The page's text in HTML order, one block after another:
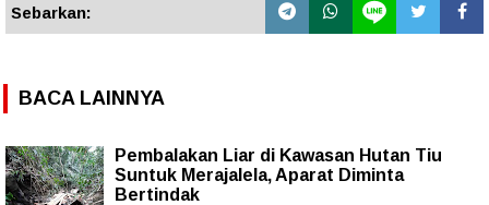
Sebarkan:
BACA LAINNYA
Pembalakan Liar di Kawasan Hutan Tiu
Suntuk Merajalela, Aparat Diminta
Bertindak